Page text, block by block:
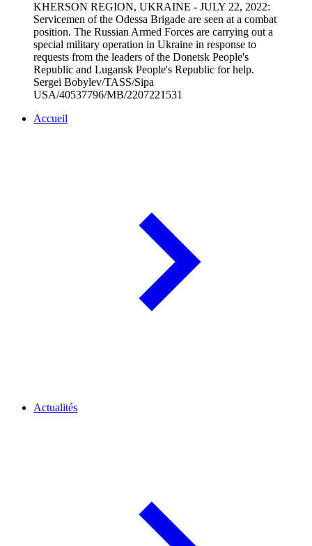
KHERSON REGION, UKRAINE - JULY 22, 2022:
Servicemen of the Odessa Brigade are seen at a combat
position. The Russian Armed Forces are carrying out a
special military operation in Ukraine in response to
requests from the leaders of the Donetsk People's
Republic and Lugansk People's Republic for help.
Sergei Bobylev/TASS/Sipa
USA/40537796/MB/2207221531
Accueil
Actualités